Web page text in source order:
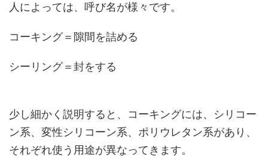
人によっては、呼び名が様々です。
コーキング＝隙間を詰める
シーリング＝封をする
少し細かく説明すると、コーキングには、シリコー
ン系、変性シリコーン系、ポリウレタン系があり、
それぞれ使う用途が異なってきます。